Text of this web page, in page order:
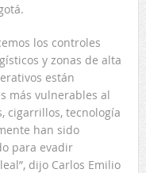
los controles
y zonas de alta
están
más vulnerables al
cigarrillos, tecnología
han sido
para evadir
dijo Carlos Emilio